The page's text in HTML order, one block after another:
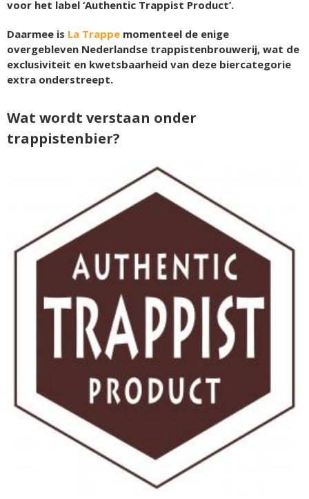
voor het label ‘Authentic Trappist Product’.
Daarmee is La Trappe momenteel de enige
overgebleven Nederlandse trappistenbrouwerij, wat de
exclusiviteit en kwetsbaarheid van deze biercategorie
extra onderstreept.
Wat wordt verstaan onder
trappistenbier?